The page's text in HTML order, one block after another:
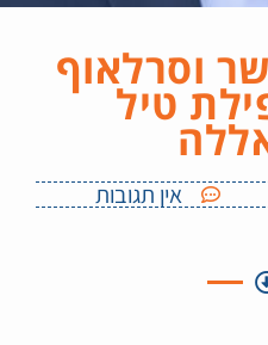
וסרלאוף
טיל
אין תגובות